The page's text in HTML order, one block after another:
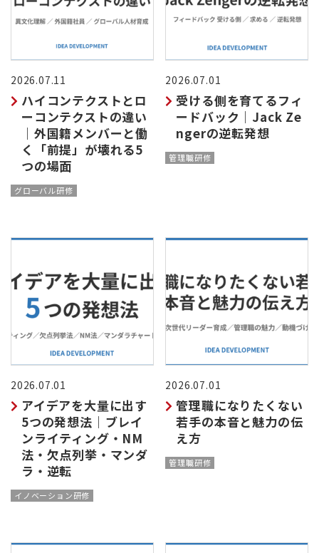
2026.07.11
ハイコンテクストとロ
ーコンテクストの違い
｜外国籍メンバーと働
く「前提」が壊れる5
つの場面
グローバル研修
2026.07.01
受ける側を育てるフィ
ードバック｜Jack Ze
ngerの逆転発想
管理職研修
2026.07.01
アイデアを大量に出す
5つの発想法｜ブレイ
ンライティング・NM
法・欠点列挙・マンダ
ラ・逆転
イノベーション研修
2026.07.01
管理職になりたくない
若手の本音と魅力の伝
え方
管理職研修